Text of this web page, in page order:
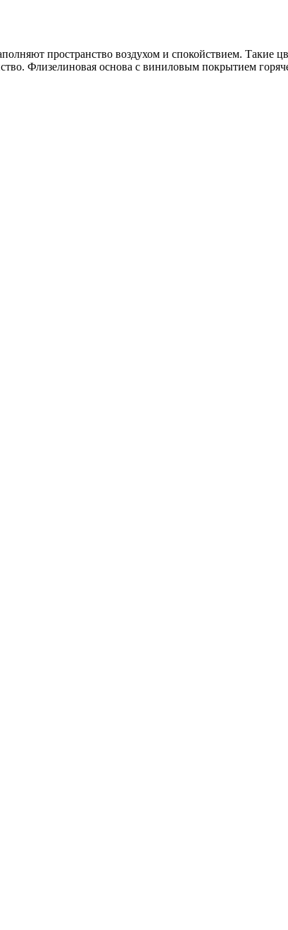
пространство воздухом и спокойствием. Такие
Флизелиновая основа с виниловым покрытием